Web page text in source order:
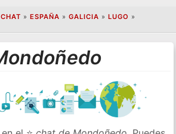
» ESPAÑA » GALICIA » LUGO »